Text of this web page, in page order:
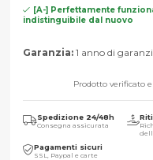
[A-] Perfettamente
indistinguibile dal nuovo
Garanzia: 1 anno di
Prodotto verificato
Spedizione 24/48h
Consegna assicurata
Pagamenti sicuri
SSL, Paypal e carte